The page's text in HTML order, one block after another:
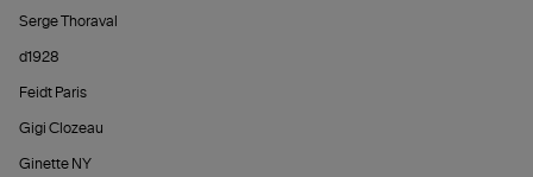
Serge Thoraval
d1928
Feidt Paris
Gigi Clozeau
Ginette NY